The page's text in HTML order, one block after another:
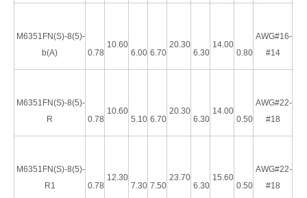
M6351FN(S)-8(5)-
b(A)
0.78
10.60
6.00 6.70
20.30
6.30
14.00
0.80
AWG#16-
#14
M6351FN(S)-8(5)-
R
0.78
10.60
5.10 6.70
20.30
6.30
14.00
0.50
AWG#22-
#18
M6351FN(S)-8(5)-
R1
0.78
12.30
7.30 7.50
23.70
6.30
15.60
0.50
AWG#22-
#18